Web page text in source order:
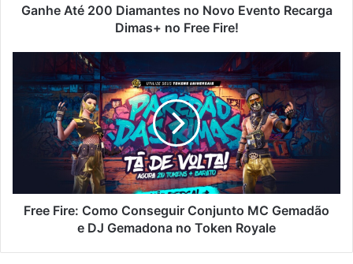
noGanhe Até 200 Diamantes no Novo Evento Recarga
Dimas+ no Free Fire!
Como
Conseguir
Conjunto
Gemadão
DJ
Gemadona
Free Fire: Como Conseguir Conjunto MC Gemadão
e DJ Gemadona no Token Royale